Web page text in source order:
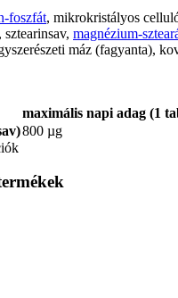
foszfát, mikrokristályos
magnézium-
máz (fagyanta),
maximális napi adag (1
800 µg